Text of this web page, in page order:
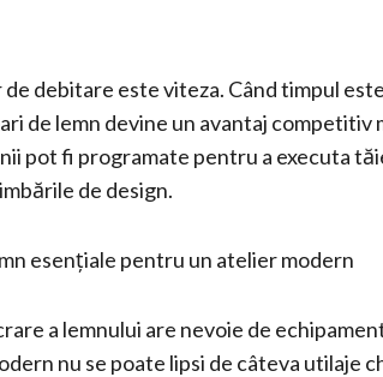
debitare este viteza. Când timpul
de lemn devine un avantaj competitiv
pot fi programate pentru a executa
de design.
esențiale pentru un atelier modern
a lemnului are nevoie de
nu se poate lipsi de câteva utilaje